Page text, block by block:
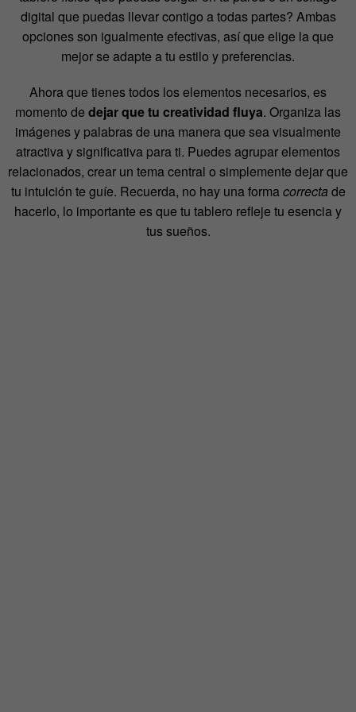
digital que puedas llevar contigo a todas partes? Ambas
opciones son igualmente efectivas, así que elige la que
mejor se adapte a tu estilo y preferencias.
Ahora que tienes todos los elementos necesarios, es
momento de dejar que tu creatividad fluya. Organiza las
imágenes y palabras de una manera que sea visualmente
atractiva y significativa para ti. Puedes agrupar elementos
relacionados, crear un tema central o simplemente dejar que
tu intuición te guíe. Recuerda, no hay una formacorrecta de
hacerlo, lo importante es que tu tablero refleje tu esencia y
tus sueños.